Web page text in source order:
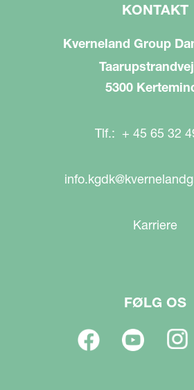
KONTAKT
Kverneland Group
5300
Tlf.: + 45 65 32
Karriere
FØLG OS